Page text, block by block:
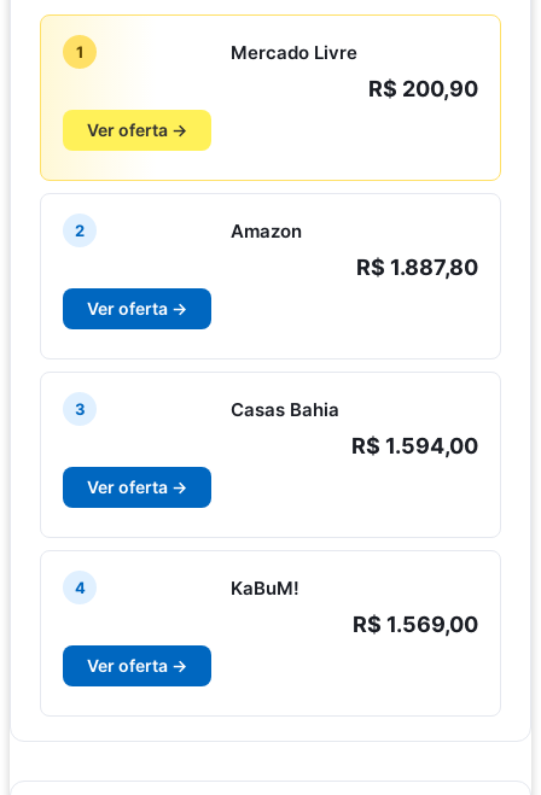
1 Mercado Livre
R$ 200,90
Ver oferta →
2 Amazon
R$ 1.887,80
Ver oferta →
3 Casas Bahia
R$ 1.594,00
Ver oferta →
4 KaBuM!
R$ 1.569,00
Ver oferta →